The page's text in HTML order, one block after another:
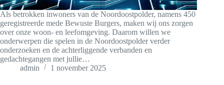
Als betrokken inwoners van de Noordoostpolder, namens 450
geregistreerde mede Bewuste Burgers, maken wij ons zorgen
over onze woon- en leefomgeving. Daarom willen we
onderwerpen die spelen in de Noordoostpolder verder
onderzoeken en de achterliggende verbanden en
gedachtegangen met jullie…
admin
1 november 2025